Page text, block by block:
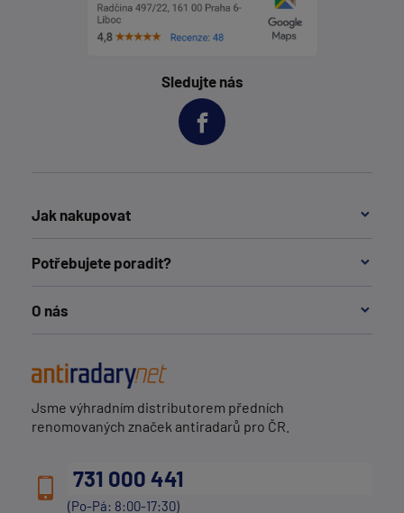
Sledujte nás
Jak nakupovat
Potřebujete poradit?
O nás
Jsme výhradním distributorem předních
renomovaných značek antiradarů pro ČR.
731 000 441
(Po-Pá: 8:00-17:30)